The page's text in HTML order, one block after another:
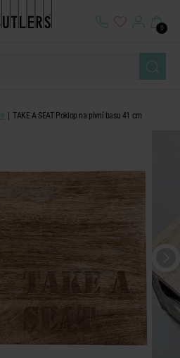
0
TAKE A SEAT Poklop na pivní basu 41 cm